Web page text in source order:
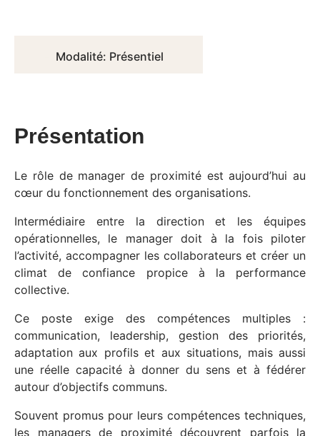
Modalité: Présentiel
Présentation
Le rôle de manager de proximité est aujourd’hui au
cœur du fonctionnement des organisations.
Intermédiaire entre la direction et les équipes
opérationnelles, le manager doit à la fois piloter
l’activité, accompagner les collaborateurs et créer un
climat de confiance propice à la performance
collective.
Ce poste exige des compétences multiples :
communication, leadership, gestion des priorités,
adaptation aux profils et aux situations, mais aussi
une réelle capacité à donner du sens et à fédérer
autour d’objectifs communs.
Souvent promus pour leurs compétences techniques,
les managers de proximité découvrent parfois la